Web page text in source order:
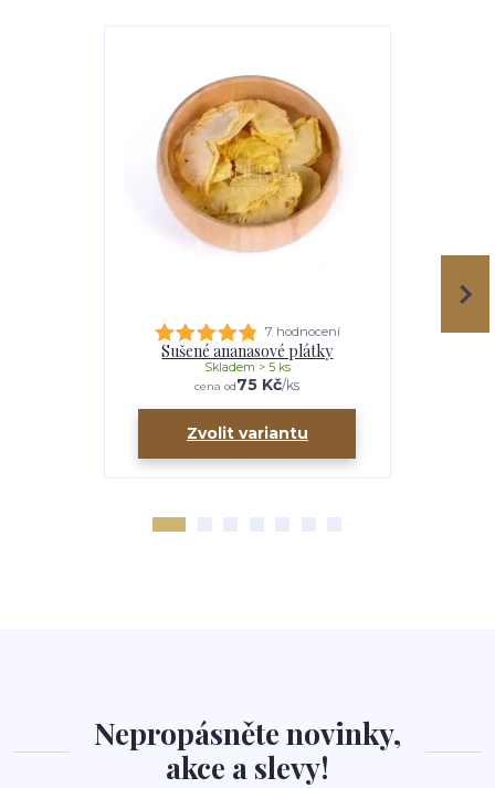
7 hodnocení
Sušené ananasové plátky
cena od75 Kč/ks
Skladem > 5 ks
Zvolit variantu
Nepropásněte novinky,
akce a slevy!